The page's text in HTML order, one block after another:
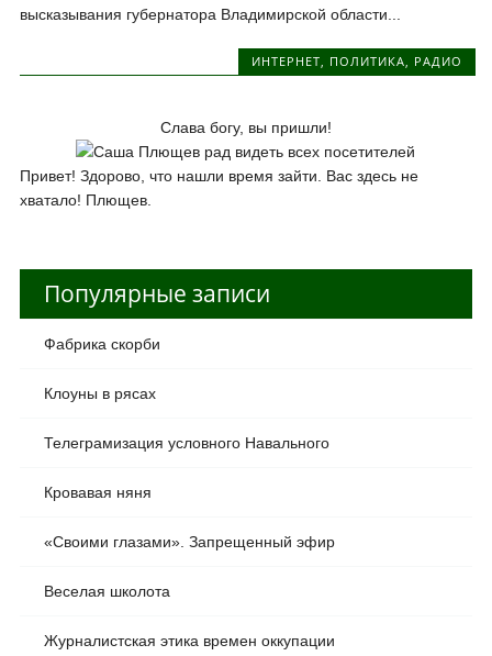
высказывания губернатора Владимирской области...
ИНТЕРНЕТ, ПОЛИТИКА, РАДИО
Слава богу, вы пришли!
Привет! Здорово, что нашли время зайти. Вас здесь не
хватало! Плющев.
Популярные записи
Фабрика скорби
Клоуны в рясах
Телеграмизация условного Навального
Кровавая няня
«Своими глазами». Запрещенный эфир
Веселая школота
Журналистская этика времен оккупации